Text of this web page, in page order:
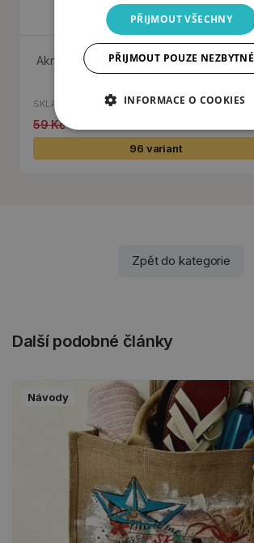
Akrylová barva Cadence Premium, 70 ml
SKLADEM
59 Kč
96 variant
Zpět do kategorie
Další podobné články
Návody
PŘIJMOUT VŠECHNY
PŘIJMOUT POUZE NEZBYTNÉ
INFORMACE O COOKIES